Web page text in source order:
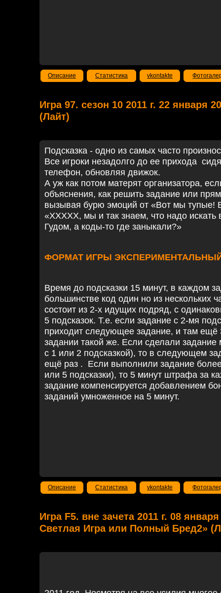
Описание Статистика vkontakte
Игра 97. сезон 10 2011 г. 22 января
(Лайт)
Подсказка - одно из самых часто
Все игроки незадолго до ее прихода
телефон, обновляя движок.
А уж как потом матерят организатора,
объяснения, как решить задание или
вызывая бурю эмоций от «Вот мы тупые!
«ХХХХХ, мы и так знаем, что надо искать
Гудом, а коды-то где заныкали?»
ФОРМАТ ИГРЫ
Время до подсказки 15 минут, в каждом
большинстве код один но из нескольких
состоит из 2-х идущих подряд, с
5 подсказок. Т.е. если задание с 2-мя
приходит следующее задание, и там ещё
задании такой же. Если сделали
с 1 или 2 подсказкой), то в следующем
ещё раз . Если выполнили задание
или 5 подсказки), то 5 минут штрафа за
задание компенсируется добавлением
заданий умноженное на 5 минут.
Описание Статистика vkontakte
Игра F5. вне зачета 2011 г. 08
Светлая Игра или Полный Бред2»